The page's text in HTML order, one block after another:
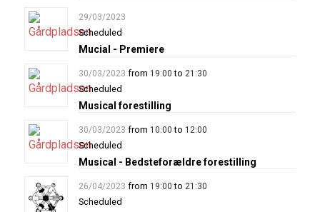
29/03/2023
Scheduled
Mucial - Premiere
30/03/2023 from 19:00 to 21:30
Scheduled
Musical forestilling
30/03/2023 from 10:00 to 12:00
Scheduled
Musical - Bedsteforældre forestilling
26/04/2023 from 19:00 to 21:30
Scheduled